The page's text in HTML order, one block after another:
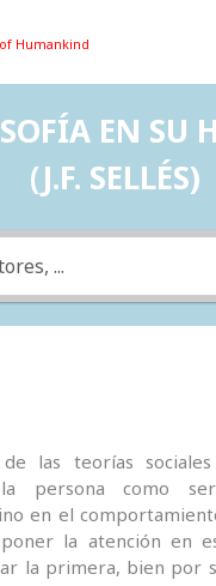
of Humankind
EN SU
(J.F. SELLÉS)
las teorías
persona como
en el
la atención en
la primera, bien por